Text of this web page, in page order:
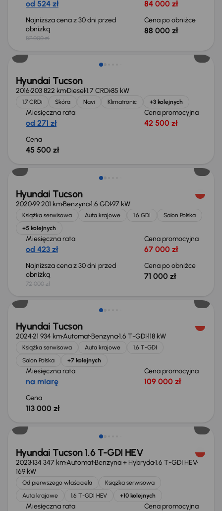
od 524 zł 84 000 zł
Najniższa cena z 30 dni przed
obniżką
87 000 zł
Cena po obniżce
88 000 zł
Hyundai Tucson
2016203 822 kmDiesel1.7 CRDi85 kW
1.7 CRDi Skóra Navi Klimatronic +3 kolejnych
Miesięczna rata
od 271 zł
Cena promocyjna
42 500 zł
Cena
45 500 zł
Taniej o 1 000 zł
Hyundai Tucson
202099 201 kmBenzyna1.6 GDI97 kW
Książka serwisowa Auta krajowe 1.6 GDI
Salon Polska
+5 kolejnych
Miesięczna rata
od 423 zł
Cena promocyjna
67 000 zł
Najniższa cena z 30 dni przed
obniżką
72 000 zł
Cena po obniżce
71 000 zł
Od nowego taniej o 26 999 zł
Hyundai Tucson
202421 934 kmAutomatBenzyna1.6 T-GDI118 kW
Książka serwisowa Auta krajowe
1.6 T-GDI
Salon Polska
+7 kolejnych
Miesięczna rata
na miarę
Cena promocyjna
109 000 zł
Cena
113 000 zł
Hyundai Tucson 1.6 T-GDI HEV
2023134 347 kmAutomatBenzyna + Hybryda1.6 T-GDI HEV
169 kW
Od pierwszego właściciela
Książka serwisowa
Auta krajowe
1.6 T-GDI HEV +10 kolejnych
Miesięczna rata Cena promocyjna